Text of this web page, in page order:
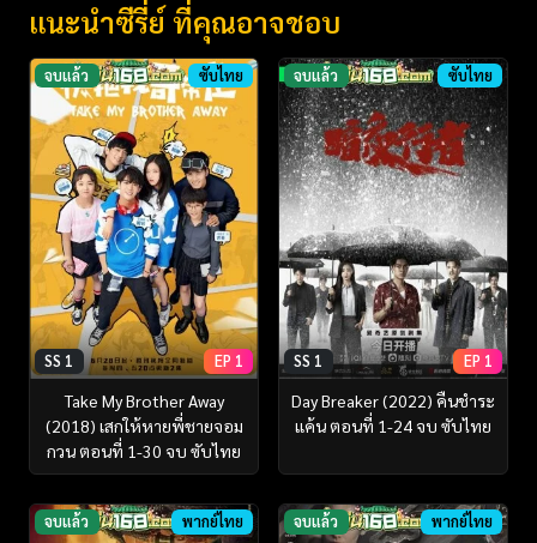
แนะนำซีรี่ย์ ที่คุณอาจชอบ
จบแล้ว ซับไทย
SS 1 EP 1
Take My Brother Away
(2018) เสกให้หายพี่ชายจอม
กวน ตอนที่ 1-30 จบ ซับไทย
จบแล้ว ซับไทย
SS 1 EP 1
Day Breaker (2022) คืนชำระ
แค้น ตอนที่ 1-24 จบ ซับไทย
จบแล้ว พากย์ไทย จบแล้ว พากย์ไทย